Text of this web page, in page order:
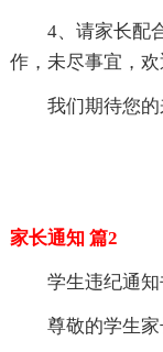
4、请家长配
作，未尽事宜，
我们期待您的
家长通知 篇2
学生违纪通知
尊敬的学生家